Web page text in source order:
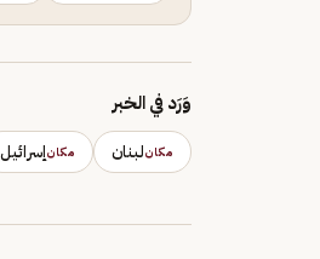
وَرَد في الخبر
مكانلبنان مكانإسرائيل